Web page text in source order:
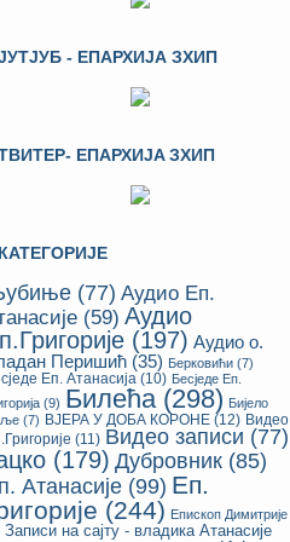
- ЕПАРХИЈА ЗХИП
ЕПАРХИЈA ЗХИП
КАТЕГОРИЈЕ
(77) Аудио Еп.
(59) Аудио
(197) Аудио о.
Перишић (35) Берковићи (7)
Еп. Атанасија (10) Бесједе Еп.
(9) Билећа(298) Бијело
(7) ВЈЕРА У ДОБА КОРОНЕ (12) Видео
(11) Видео записи (77)
(179) Дубровник (85)
Атанасије (99) Еп.
(244) Епископ Димитрије
Записи на сајту - владика Атанасије